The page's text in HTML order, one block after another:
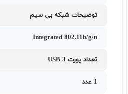
توضیحات شبکه بی سیم
Integrated 802.11b/g/n
تعداد پورت USB 3
1 عدد